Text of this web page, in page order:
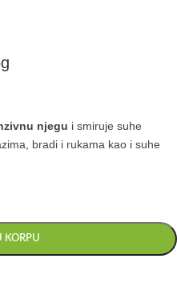
njegu i smiruje suhe
bradi i rukama kao i suhe
KORPU